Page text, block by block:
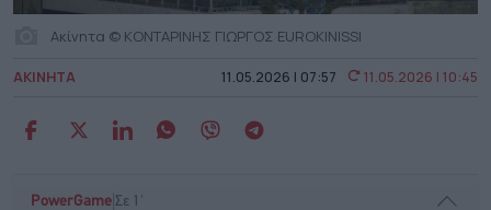
Ακίνητα © ΚΟΝΤΑΡΙΝΗΣ ΓΙΩΡΓΟΣ EUROKINISSI
ΑΚΙΝΗΤΑ 11.05.2026 | 07:57 11.05.2026 | 10:45
PowerGame Σε 1'